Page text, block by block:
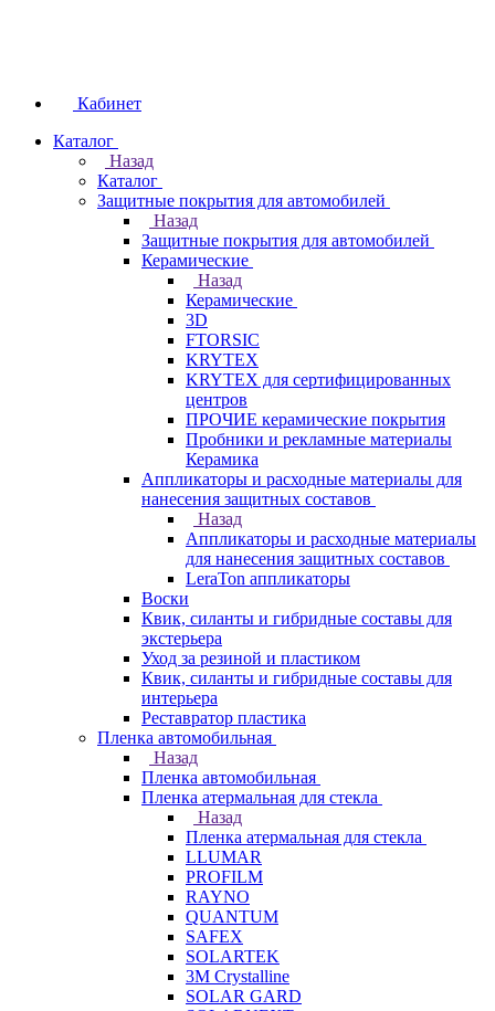
Кабинет
Каталог
Назад
Каталог
Защитные покрытия для автомобилей
Назад
Защитные покрытия для автомобилей
Керамические
Назад
Керамические
3D
FTORSIC
KRYTEX
KRYTEX для сертифицированных
центров
ПРОЧИЕ керамические покрытия
Пробники и рекламные материалы
Керамика
Аппликаторы и расходные материалы для
нанесения защитных составов
Назад
Аппликаторы и расходные материалы
для нанесения защитных составов
LeraTon аппликаторы
Воски
Квик, силанты и гибридные составы для
экстерьера
Уход за резиной и пластиком
Квик, силанты и гибридные составы для
интерьера
Реставратор пластика
Пленка автомобильная
Назад
Пленка автомобильная
Пленка атермальная для стекла
Назад
Пленка атермальная для стекла
LLUMAR
PROFILM
RAYNO
QUANTUM
SAFEX
SOLARTEK
3M Crystalline
SOLAR GARD